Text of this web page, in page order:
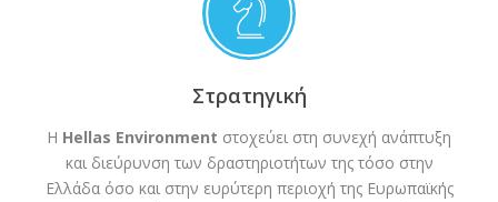
Στρατηγική
H Hellas Environment στοχεύει στη συνεχή ανάπτυξη
και διεύρυνση των δραστηριοτήτων της τόσο στην
Ελλάδα όσο και στην ευρύτερη περιοχή της Ευρωπαϊκής